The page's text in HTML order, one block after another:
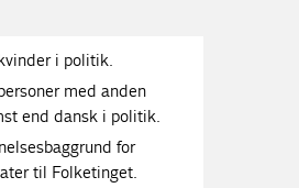
i politik.
med anden
end dansk i politik.
for
til Folketinget.